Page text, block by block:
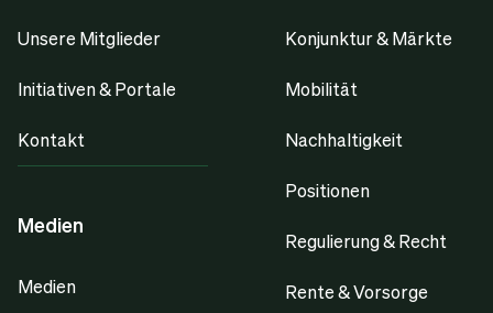
Unsere Mitglieder
Initiativen & Portale
Kontakt
Medien
Medien
Konjunktur & Märkte
Mobilität
Nachhaltigkeit
Positionen
Regulierung & Recht
Rente & Vorsorge